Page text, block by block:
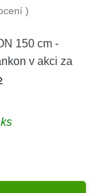
)
150 cm -
v akci za